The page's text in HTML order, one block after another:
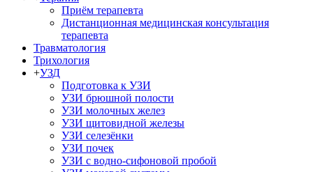
Приём терапевта
Дистанционная медицинская консультация
терапевта
Травматология
Трихология
+УЗД
Подготовка к УЗИ
УЗИ брюшной полости
УЗИ молочных желез
УЗИ щитовидной железы
УЗИ селезёнки
УЗИ почек
УЗИ с водно-сифоновой пробой